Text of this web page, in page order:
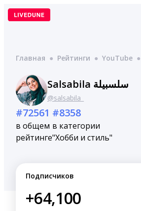
Перейти
Главная ● Рейтинги ● YouTube ●
Salsabila سلسبيلة
@salsabila_
#72561
в общем
рейтинге
#8358
в категории
"Хобби и стиль"
Подписчиков
+64,100